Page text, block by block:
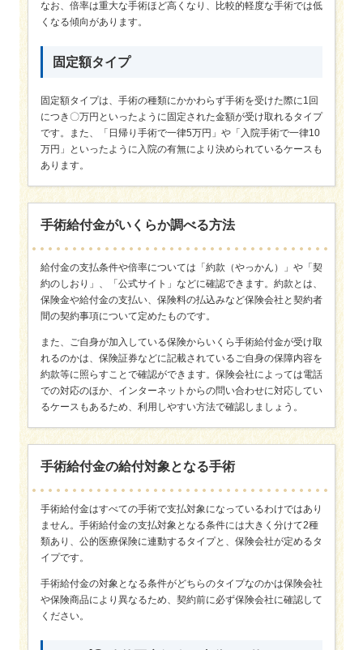
なお、倍率は重大な手術ほど高くなり、比較的軽度な手術では低
くなる傾向があります。
固定額タイプ
固定額タイプは、手術の種類にかかわらず手術を受けた際に1回
につき〇万円といったように固定された金額が受け取れるタイプ
です。また、「日帰り手術で一律5万円」や「入院手術で一律10
万円」といったように入院の有無により決められているケースも
あります。
手術給付金がいくらか調べる方法
給付金の支払条件や倍率については「約款（やっかん）」や「契
約のしおり」、「公式サイト」などに確認できます。約款とは、
保険金や給付金の支払い、保険料の払込みなど保険会社と契約者
間の契約事項について定めたものです。
また、ご自身が加入している保険からいくら手術給付金が受け取
れるのかは、保険証券などに記載されているご自身の保障内容を
約款等に照らすことで確認ができます。保険会社によっては電話
での対応のほか、インターネットからの問い合わせに対応してい
るケースもあるため、利用しやすい方法で確認しましょう。
手術給付金の給付対象となる手術
手術給付金はすべての手術で支払対象になっているわけではあり
ません。手術給付金の支払対象となる条件には大きく分けて2種
類あり、公的医療保険に連動するタイプと、保険会社が定めるタ
イプです。
手術給付金の対象となる条件がどちらのタイプなのかは保険会社
や保険商品により異なるため、契約前に必ず保険会社に確認して
ください。